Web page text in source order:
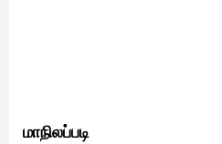
மாநிலப்படி